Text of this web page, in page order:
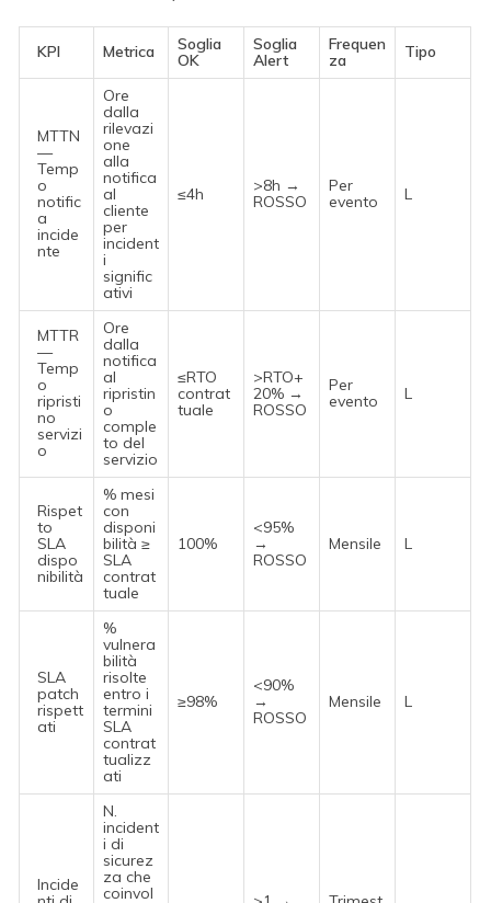
KPI Metrica
Soglia
OK
Soglia
Alert
Frequen
za
Tipo
MTTN
—
Temp
o
notific
a
incide
nte
Ore
dalla
rilevazi
one
alla
notifica
al
cliente
per
incident
i
signific
ativi
≤4h
>8h →
ROSSO
Per
evento
L
MTTR
—
Temp
o
ripristi
no
servizi
o
Ore
dalla
notifica
al
ripristin
o
comple
to del
servizio
≤RTO
contrat
tuale
>RTO+
20% →
ROSSO
Per
evento
L
Rispet
to
SLA
dispo
nibilità
% mesi
con
disponi
bilità ≥
SLA
contrat
tuale
100%
<95%
→
ROSSO
Mensile L
SLA
patch
rispett
ati
%
vulnera
bilità
risolte
entro i
termini
SLA
contrat
tualizz
ati
≥98%
<90%
→
ROSSO
Mensile L
Incide
N.
incident
i di
sicurez
za che
coinvol